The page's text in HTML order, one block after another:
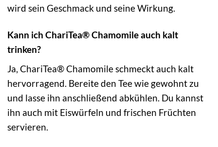
wird sein Geschmack und seine Wirkung.
Kann ich ChariTea® Chamomile auch kalt
trinken?
Ja, ChariTea® Chamomile schmeckt auch kalt
hervorragend. Bereite den Tee wie gewohnt zu
und lasse ihn anschließend abkühlen. Du kannst
ihn auch mit Eiswürfeln und frischen Früchten
servieren.